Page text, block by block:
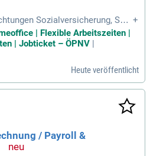
Sozialversicherung, Sozi +
| Flexible Arbeitszeiten |
| Jobticket – ÖPNV |
Heute veröffentlicht
/ Payroll &